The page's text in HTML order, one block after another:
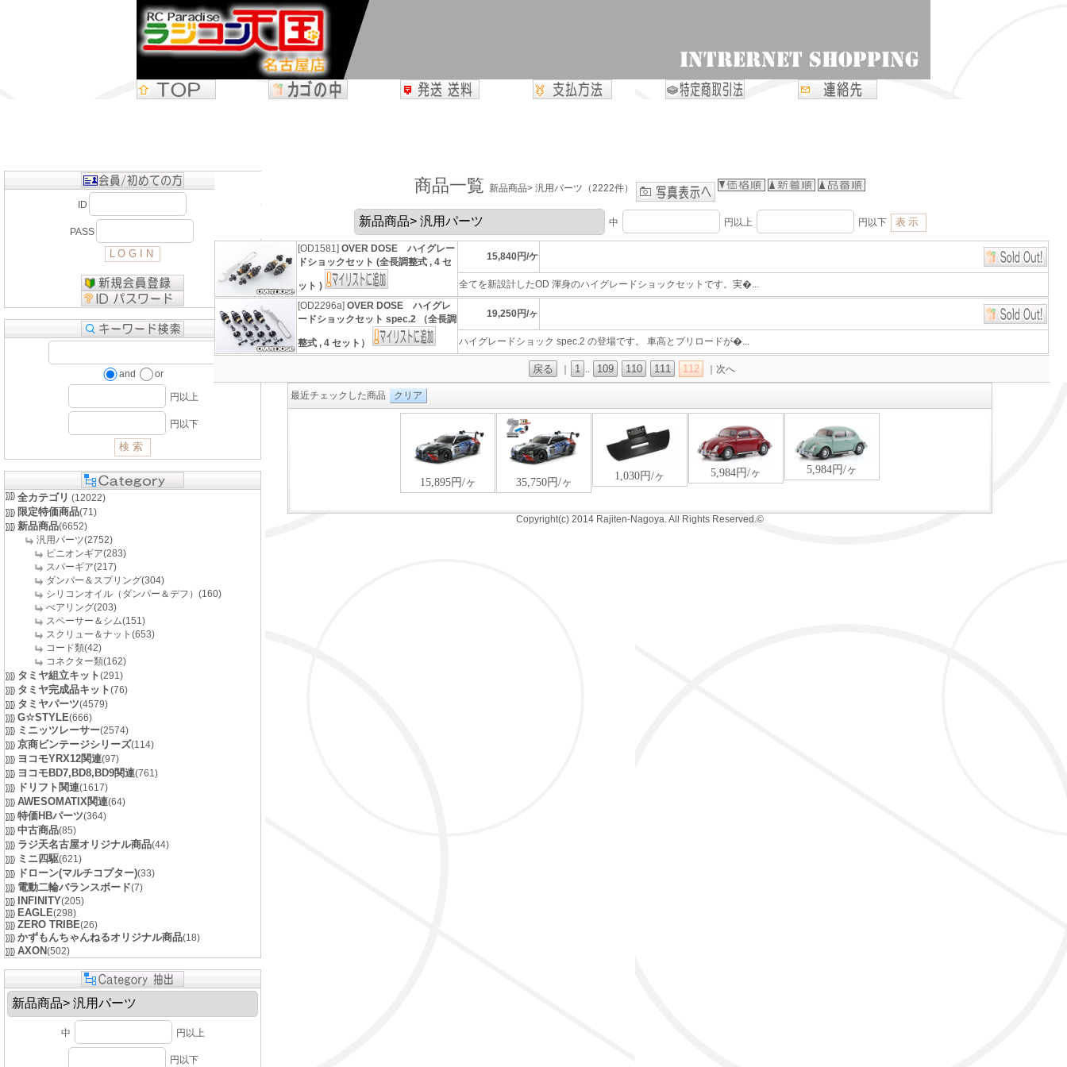
ID
PASS
and or
円以上
円以下
全カテゴリ (12022)
限定特価商品(71)
新品商品(6652)
汎用パーツ(2752)
ピニオンギア(283)
スパーギア(217)
ダンパー＆スプリング(304)
シリコンオイル（ダンパー＆デフ）(160)
べアリング(203)
スペーサー＆シム(151)
スクリュー＆ナット(653)
コード類(42)
コネクター類(162)
タミヤ組立キット(291)
タミヤ完成品キット(76)
タミヤパーツ(4579)
G☆STYLE(666)
ミニッツレーサー(2574)
京商ビンテージシリーズ(114)
ヨコモYRX12関連(97)
ヨコモBD7,BD8,BD9関連(761)
ドリフト関連(1617)
AWESOMATIX関連(64)
特価HBパーツ(364)
中古商品(85)
ラジ天名古屋オリジナル商品(44)
ミニ四駆(621)
ドローン(マルチコプター)(33)
電動二輪バランスボード(7)
INFINITY(205)
EAGLE(298)
ZERO TRIBE(26)
かずもんちゃんねるオリジナル商品(18)
AXON(502)
中 円以上
円以下
商品一覧 新品商品> 汎用パーツ（2222件）
中 円以上 円以下
[OD1581] OVER DOSE ハイグレー
ドショックセット (全長調整式 , 4 セ
ット )
15,840円/ケ
全てを新設計したOD 渾身のハイグレードショックセットです。実�...
[OD2296a] OVER DOSE ハイグレ
ードショックセット spec.2 （全長調
整式 , 4 セット）
19,250円/ヶ
ハイグレードショック spec.2 の登場です。 車高とプリロードが�...
戻る 1 .. 109 110 111 112 ｜次へ
最近チェックした商品 クリア
Copyright(c) 2014 Rajiten-Nagoya. All Rights Reserved.©